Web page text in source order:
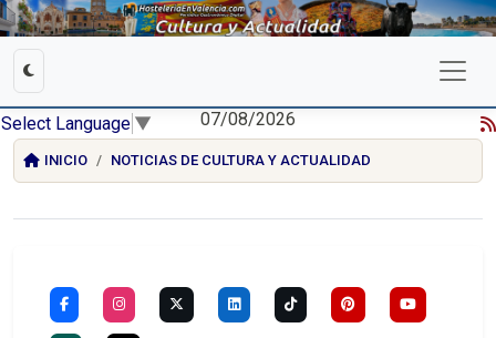
Select Language ▼ 07/08/2026
INICIO NOTICIAS DE CULTURA Y ACTUALIDAD